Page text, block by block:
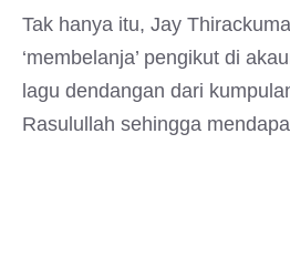
Tak hanya itu, Jay
‘membelanja’ pengikut di
lagu dendangan dari
Rasulullah sehingga